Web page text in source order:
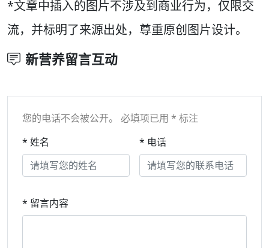
*文章中插入的图片不涉及到商业行为，仅限交
流，并标明了来源出处，尊重原创图片设计。
新营养留言互动
您的电话不会被公开。 必填项已用 * 标注
* 姓名
* 电话
* 留言内容